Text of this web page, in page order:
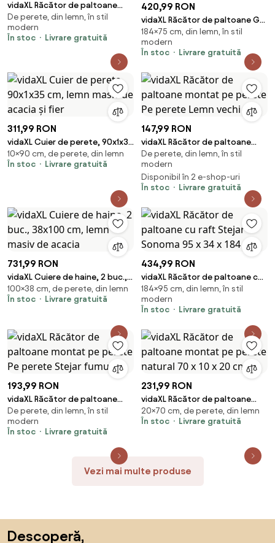
vidaXL Răcător de paltoane
montat pe perete Pe perete
Gri din beton
De perete, din lemn, în stil
modern
În stoc
Livrare gratuită
420,99 RON
vidaXL Răcător de paltoane Gri
Sonoma 75 x 34 x 184 cm Lemn
compozit
184×75 cm, din lemn, în stil
modern
În stoc
Livrare gratuită
311,99 RON
vidaXL Cuier de perete, 90x1x35
cm, lemn masiv de acacia și fier
10×90 cm, de perete, din lemn
În stoc
Livrare gratuită
147,99 RON
vidaXL Răcător de paltoane
montat pe perete Pe perete
Lemn vechi
De perete, din lemn, în stil
modern
Disponibil în 2 e-shop-uri
În stoc
Livrare gratuită
731,99 RON
vidaXL Cuiere de haine, 2 buc.,
38x100 cm, lemn masiv de
acacia
100×38 cm, de perete, din lemn
În stoc
Livrare gratuită
434,99 RON
vidaXL Răcător de paltoane cu
raft Stejar Sonoma 95 x 34 x
184 cm
184×95 cm, din lemn, în stil
modern
În stoc
Livrare gratuită
193,99 RON
vidaXL Răcător de paltoane
montat pe perete Pe perete
Stejar fumuriu
De perete, din lemn, în stil
modern
În stoc
Livrare gratuită
231,99 RON
vidaXL Răcător de paltoane
montat pe perete natural 70 x
10 x 20 cm
20×70 cm, de perete, din lemn
În stoc
Livrare gratuită
Vezi mai multe produse
Descoperă,